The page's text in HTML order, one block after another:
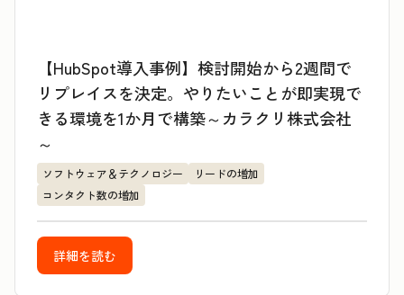
【HubSpot導入事例】検討開始から2週間で
リプレイスを決定。やりたいことが即実現で
きる環境を1か月で構築～カラクリ株式会社
～
ソフトウェア＆テクノロジー
リードの増加
コンタクト数の増加
詳細を読む